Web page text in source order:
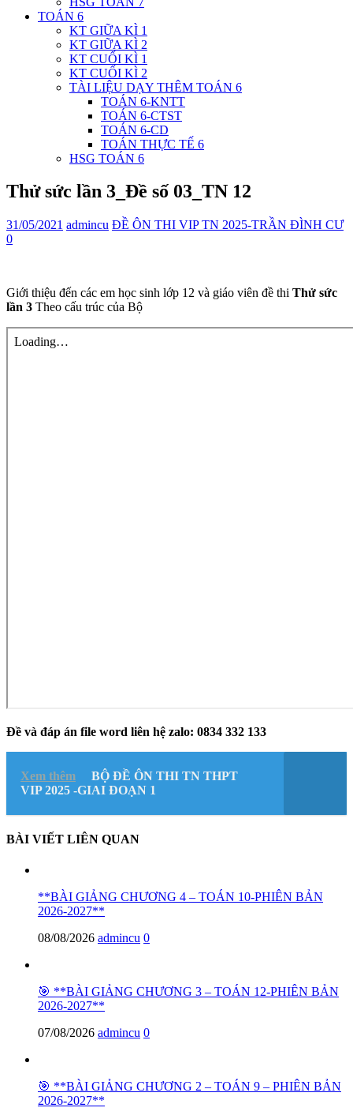
TOÁN 6
KT GIỮA KÌ 1
KT GIỮA KÌ 2
KT CUỐI KÌ 1
KT CUỐI KÌ 2
TÀI LIỆU DẠY THÊM TOÁN 6
TOÁN 6-KNTT
TOÁN 6-CTST
TOÁN 6-CD
TOÁN THỰC TẾ 6
HSG TOÁN 6
Thử sức lần 3_Đề số 03_TN 12
31/05/2021 admincu ĐỀ ÔN THI VIP TN 2025-TRẦN ĐÌNH CƯ
0
Giới thiệu đến các em học sinh lớp 12 và giáo viên đề thi Thử sức
lần 3 Theo cấu trúc của Bộ
Đề và đáp án file word liên hệ zalo: 0834 332 133
Xem thêm
BỘ ĐỀ ÔN THI TN THPT
VIP 2025 -GIAI ĐOẠN 1
BÀI VIẾT LIÊN QUAN
**BÀI GIẢNG CHƯƠNG 4 – TOÁN 10-PHIÊN BẢN
2026-2027**
08/08/2026 admincu 0
🎯 **BÀI GIẢNG CHƯƠNG 3 – TOÁN 12-PHIÊN BẢN
2026-2027**
07/08/2026 admincu 0
🎯 **BÀI GIẢNG CHƯƠNG 2 – TOÁN 9 – PHIÊN BẢN
2026-2027**